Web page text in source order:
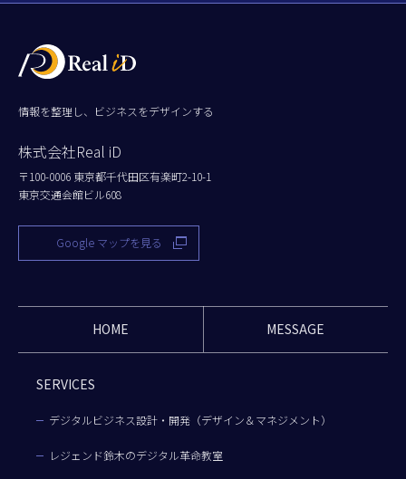
情報を整理し、ビジネスをデザインする
株式会社Real iD
〒100-0006 東京都千代田区有楽町2-10-1
東京交通会館ビル608
Google マップを見る
HOME MESSAGE
SERVICES
デジタルビジネス設計・開発（デザイン＆マネジメント）
レジェンド鈴木のデジタル革命教室